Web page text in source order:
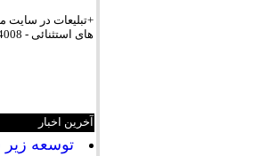
+تبلیعات در سایت
های استثنائی - 09394084008
آخرین اخبار
توسعه